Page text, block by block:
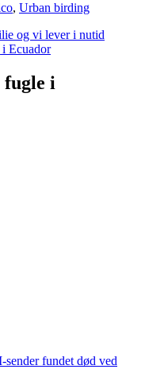
, Urban birding
og vi lever i nutid
i Ecuador
fugle i
sender fundet død ved